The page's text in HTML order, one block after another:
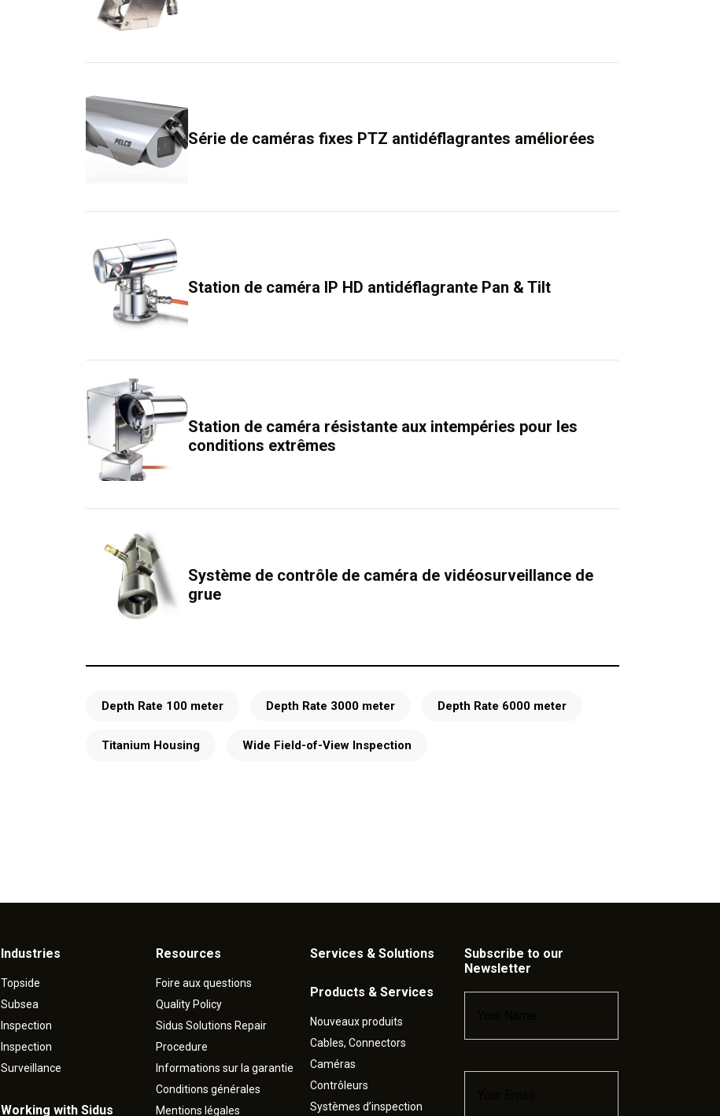
Série de caméras fixes PTZ antidéflagrantes améliorées
Station de caméra IP HD antidéflagrante Pan & Tilt
Station de caméra résistante aux intempéries pour les
conditions extrêmes
Système de contrôle de caméra de vidéosurveillance de
grue
Depth Rate 100 meter Depth Rate 3000 meter Depth Rate 6000 meter
Titanium Housing Wide Field-of-View Inspection
Industries
Topside
Subsea
Inspection
Inspection
Surveillance
Working with Sidus
Resources
Foire aux questions
Quality Policy
Sidus Solutions Repair
Procedure
Informations sur la garantie
Conditions générales
Mentions légales
Services & Solutions
Products & Services
Nouveaux produits
Cables, Connectors
Caméras
Contrôleurs
Systèmes d’inspection
Subscribe to our
Newsletter